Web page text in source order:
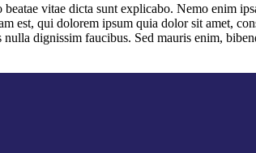
vitae dicta sunt explicabo. Nemo enim
est, qui dolorem ipsum quia dolor sit amet,
dignissim faucibus. Sed mauris enim,